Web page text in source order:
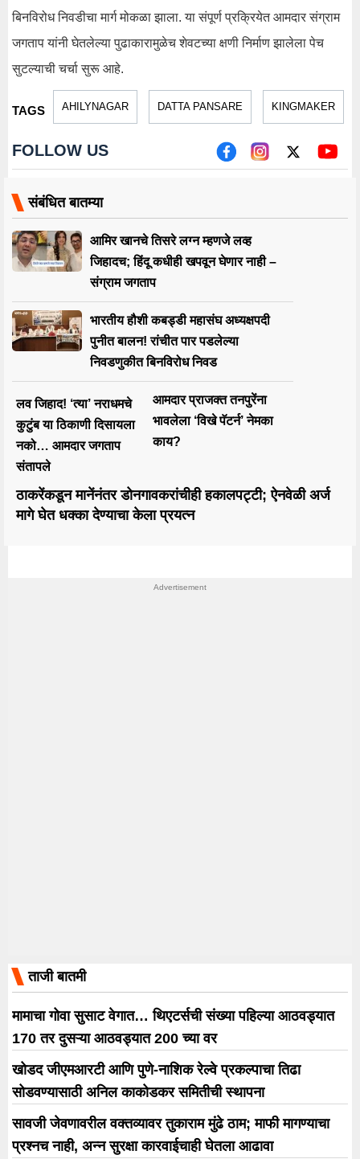
बिनविरोध निवडीचा मार्ग मोकळा झाला. या संपूर्ण प्रक्रियेत आमदार संग्राम
जगताप यांनी घेतलेल्या पुढाकारामुळेच शेवटच्या क्षणी निर्माण झालेला पेच
सुटल्याची चर्चा सुरू आहे.
TAGS AHILYNAGAR DATTA PANSARE KINGMAKER
FOLLOW US
संबंधित बातम्या
आमिर खानचे तिसरे लग्न म्हणजे लव्ह
जिहादच; हिंदू कधीही खपवून घेणार नाही –
संग्राम जगताप
भारतीय हौशी कबड्डी महासंघ अध्यक्षपदी
पुनीत बालन! रांचीत पार पडलेल्या
निवडणुकीत बिनविरोध निवड
लव जिहाद! ‘त्या’ नराधमचे
कुटुंब या ठिकाणी दिसायला
नको… आमदार जगताप
संतापले
आमदार प्राजक्त तनपुरेंना
भावलेला ‘विखे पॅटर्न’ नेमका
काय?
ठाकरेंकडून मानेंनंतर डोनगावकरांचीही हकालपट्टी; ऐनवेळी अर्ज
मागे घेत धक्का देण्याचा केला प्रयत्न
ताजी बातमी
मामाचा गोवा सुसाट वेगात… थिएटर्सची संख्या पहिल्या आठवड्यात
170 तर दुसऱ्या आठवड्यात 200 च्या वर
खोडद जीएमआरटी आणि पुणे-नाशिक रेल्वे प्रकल्पाचा तिढा
सोडवण्यासाठी अनिल काकोडकर समितीची स्थापना
सावजी जेवणावरील वक्तव्यावर तुकाराम मुंढे ठाम; माफी मागण्याचा
प्रश्नच नाही, अन्न सुरक्षा कारवाईचाही घेतला आढावा